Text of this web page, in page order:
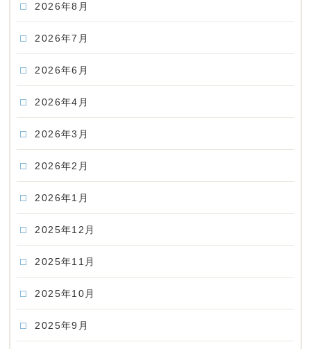
2026年8月
2026年7月
2026年6月
2026年4月
2026年3月
2026年2月
2026年1月
2025年12月
2025年11月
2025年10月
2025年9月